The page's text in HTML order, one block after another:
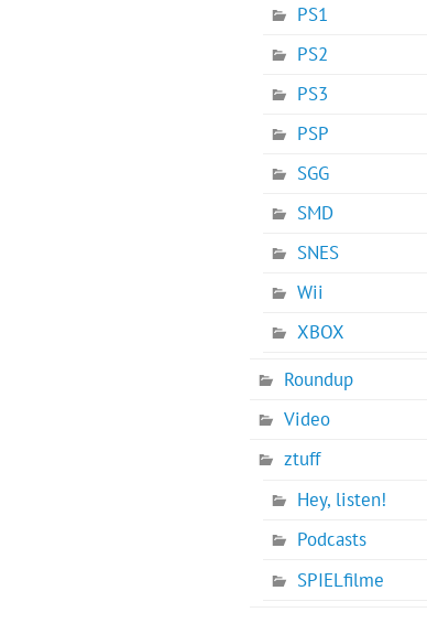
PS1
PS2
PS3
PSP
SGG
SMD
SNES
Wii
XBOX
Roundup
Video
ztuff
Hey, listen!
Podcasts
SPIELfilme